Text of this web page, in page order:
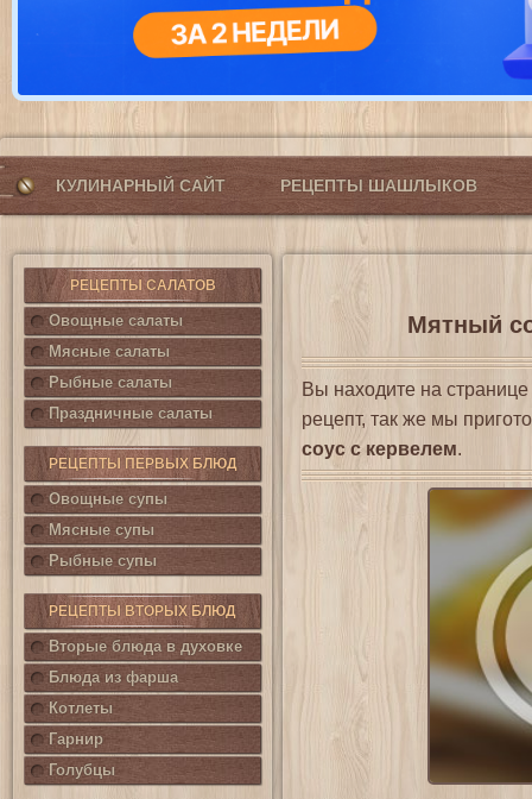
КУЛИНАРНЫЙ САЙТ РЕЦЕПТЫ ШАШЛЫКОВ
РЕЦЕПТЫ САЛАТОВ
Овощные салаты
Мясные салаты
Рыбные салаты
Праздничные салаты
РЕЦЕПТЫ ПЕРВЫХ БЛЮД
Овощные супы
Мясные супы
Рыбные супы
РЕЦЕПТЫ ВТОРЫХ БЛЮД
Вторые блюда в духовке
Блюда из фарша
Котлеты
Гарнир
Голубцы
Мятный
Вы находите на странице
рецепт, так же мы
соус с кервелем.